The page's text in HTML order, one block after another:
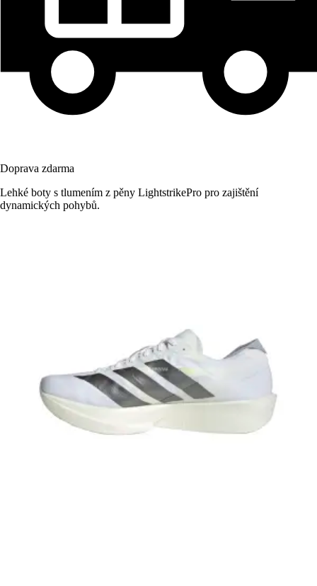
Doprava zdarma
Lehké boty s tlumením z pěny LightstrikePro pro zajištění
dynamických pohybů.